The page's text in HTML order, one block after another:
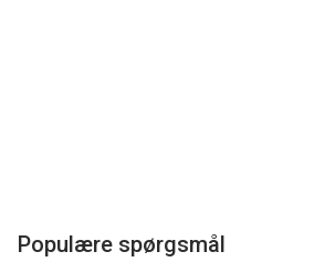
Populære spørgsmål